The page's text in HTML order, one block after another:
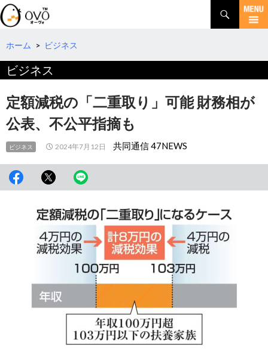
検
索
コ
テ
へ
移
動
ホーム > ビジネス
ビジネス
定額減税の「二重取り」可能 財務相が
公表、不公平指摘も
ビジネス 2024年7月12日 共同通信 47NEWS